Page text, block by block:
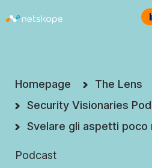
Homepage
The Lens
Security Visionaries
Svelare gli aspetti
Podcast